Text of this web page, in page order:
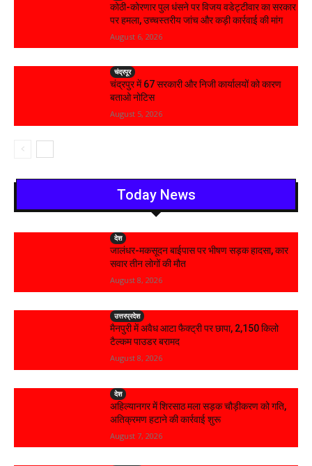
कोठी-कोरणार पुल धंसने पर विजय वडेट्टीवार का सरकार
पर हमला, उच्चस्तरीय जांच और कड़ी कार्रवाई की मांग
August 6, 2026
चंद्रपूर
चंद्रपुर में 67 सरकारी और निजी कार्यालयों को कारण
बताओ नोटिस
August 5, 2026
Today News
देश
जालंधर-मकसूदन बाईपास पर भीषण सड़क हादसा, कार
सवार तीन लोगों की मौत
August 8, 2026
उत्तरप्रदेश
मैनपुरी में अवैध आटा फैक्ट्री पर छापा, 2,150 किलो
टैल्कम पाउडर बरामद
August 8, 2026
देश
अहिल्यानगर में शिरसाठ मला सड़क चौड़ीकरण को गति,
अतिक्रमण हटाने की कार्रवाई शुरू
August 7, 2026